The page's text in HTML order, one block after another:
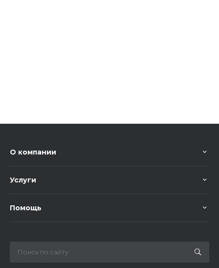
О компании
Услуги
Помощь